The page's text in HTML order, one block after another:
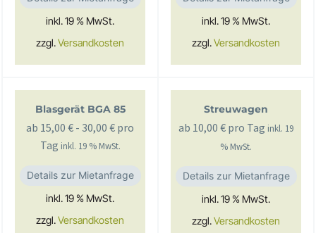
inkl. 19 % MwSt.
zzgl.Versandkosten
inkl. 19 % MwSt.
zzgl.Versandkosten
Blasgerät BGA 85
ab 15,00 € - 30,00 € pro
Tag inkl. 19 % MwSt.
Details zur Mietanfrage
inkl. 19 % MwSt.
zzgl.Versandkosten
Streuwagen
ab 10,00 € pro Tag inkl. 19
% MwSt.
Details zur Mietanfrage
inkl. 19 % MwSt.
zzgl.Versandkosten